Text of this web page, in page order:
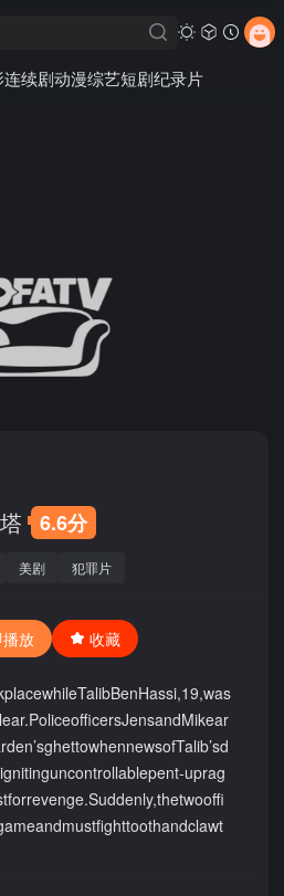
连续剧动漫综艺短剧纪录片
6.6分
美剧 犯罪片
放 收藏
uprag